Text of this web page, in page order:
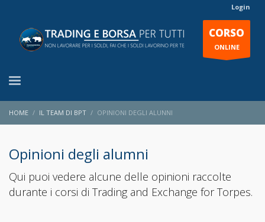
Login
CORSO
ONLINE
HOME IL TEAM DI BPT OPINIONI DEGLI ALUNNI
Opinioni degli alumni
Qui puoi vedere alcune delle opinioni raccolte
durante i corsi di Trading and Exchange for Torpes.